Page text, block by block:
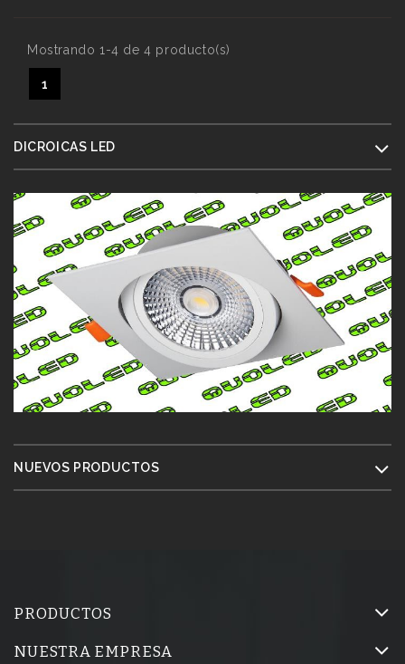
Mostrando 1-4 de 4 producto(s)
1
DICROICAS LED
NUEVOS PRODUCTOS
PRODUCTOS
NUESTRA EMPRESA